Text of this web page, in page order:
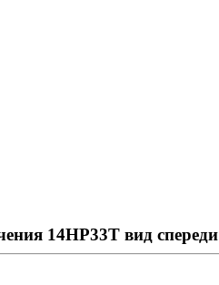
14HP33T вид спереди